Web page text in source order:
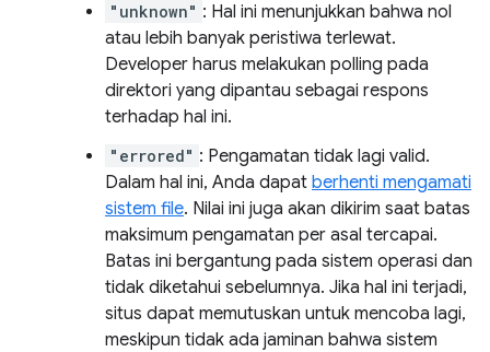
"unknown" : Hal ini menunjukkan bahwa nol
atau lebih banyak peristiwa terlewat.
Developer harus melakukan polling pada
direktori yang dipantau sebagai respons
terhadap hal ini.
"errored" : Pengamatan tidak lagi valid.
Dalam hal ini, Anda dapat berhenti mengamati
sistem file. Nilai ini juga akan dikirim saat batas
maksimum pengamatan per asal tercapai.
Batas ini bergantung pada sistem operasi dan
tidak diketahui sebelumnya. Jika hal ini terjadi,
situs dapat memutuskan untuk mencoba lagi,
meskipun tidak ada jaminan bahwa sistem